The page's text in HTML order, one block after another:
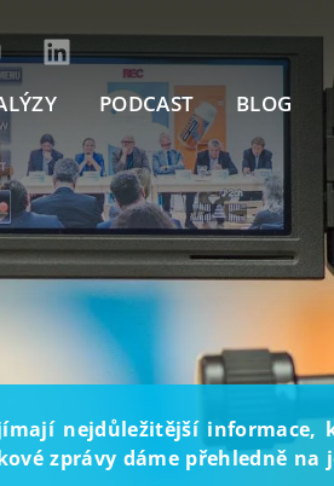
PODCAST BLOG
nejdůležitější informace,
zprávy dáme přehledně